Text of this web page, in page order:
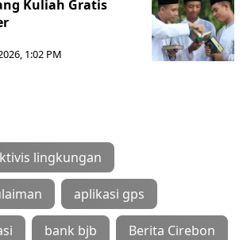
Kuliah Gratis
1:02 PM
lingkungan
aplikasi gps
bank bjb Berita Cirebon